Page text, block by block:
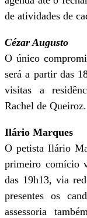
de atividades de
Cézar Augusto
O único
será a partir das
visitas a
Rachel de Queiroz.
Ilário Marques
O petista Ilário
primeiro comício
das 19h13, via
presentes os
assessoria